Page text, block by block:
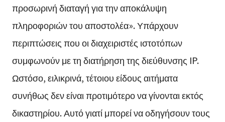
προσωρινή διαταγή για την αποκάλυψη
πληροφοριών του αποστολέα». Υπάρχουν
περιπτώσεις που οι διαχειριστές ιστοτόπων
συμφωνούν με τη διατήρηση της διεύθυνσης IP.
Ωστόσο, ειλικρινά, τέτοιου είδους αιτήματα
συνήθως δεν είναι προτιμότερο να γίνονται εκτός
δικαστηρίου. Αυτό γιατί μπορεί να οδηγήσουν τους